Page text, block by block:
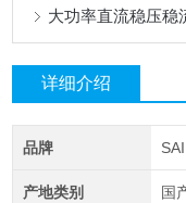
大功率直流稳压稳
详细介绍
品牌
产地类别 国